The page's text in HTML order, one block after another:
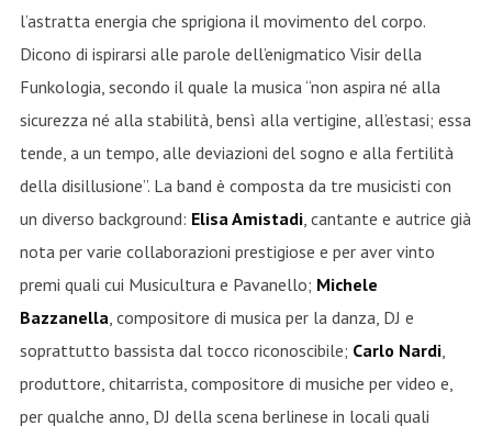
l’astratta energia che sprigiona il movimento del corpo.
Dicono di ispirarsi alle parole dell’enigmatico Visir della
Funkologia, secondo il quale la musica “non aspira né alla
sicurezza né alla stabilità, bensì alla vertigine, all’estasi; essa
tende, a un tempo, alle deviazioni del sogno e alla fertilità
della disillusione”. La band è composta da tre musicisti con
un diverso background: Elisa Amistadi, cantante e autrice già
nota per varie collaborazioni prestigiose e per aver vinto
premi quali cui Musicultura e Pavanello; Michele
Bazzanella, compositore di musica per la danza, DJ e
soprattutto bassista dal tocco riconoscibile; Carlo Nardi,
produttore, chitarrista, compositore di musiche per video e,
per qualche anno, DJ della scena berlinese in locali quali